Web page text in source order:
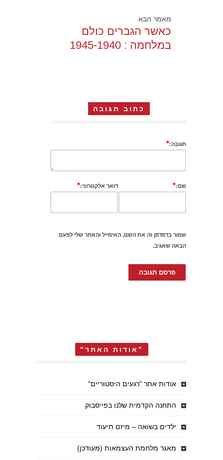
מאמר הבא
כאשר הגברים כולם
במלחמה : 1945-1940
כתוב תגובה
תגובה:*
שם:* דואר אלקטרוני:*
שמור בדפדפן זה את השם, האימייל והאתר שלי לפעם
הבאה שאגיב.
"אודות האתר"
אודות אתר "רגעים היסטוריים"
התחנה הקדמית שלנו בפייסבוק
ילדים בשואה – מיזם תיעוד
מאגר מלחמת העצמאות (מעודכן)